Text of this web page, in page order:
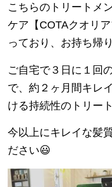
こちらのトリートメ
ケア【COTAクオリ
っており、お持ち帰
ご自宅で３日に１回
で、約２ヶ月間キレ
ける持続性のトリー
今以上にキレイな髪
ださい😃